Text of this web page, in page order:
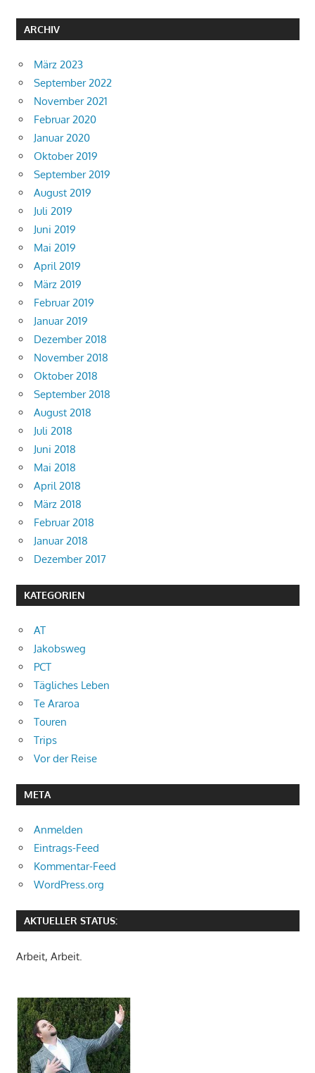
ARCHIV
März 2023
September 2022
November 2021
Februar 2020
Januar 2020
Oktober 2019
September 2019
August 2019
Juli 2019
Juni 2019
Mai 2019
April 2019
März 2019
Februar 2019
Januar 2019
Dezember 2018
November 2018
Oktober 2018
September 2018
August 2018
Juli 2018
Juni 2018
Mai 2018
April 2018
März 2018
Februar 2018
Januar 2018
Dezember 2017
KATEGORIEN
AT
Jakobsweg
PCT
Tägliches Leben
Te Araroa
Touren
Trips
Vor der Reise
META
Anmelden
Eintrags-Feed
Kommentar-Feed
WordPress.org
AKTUELLER STATUS:
Arbeit, Arbeit.